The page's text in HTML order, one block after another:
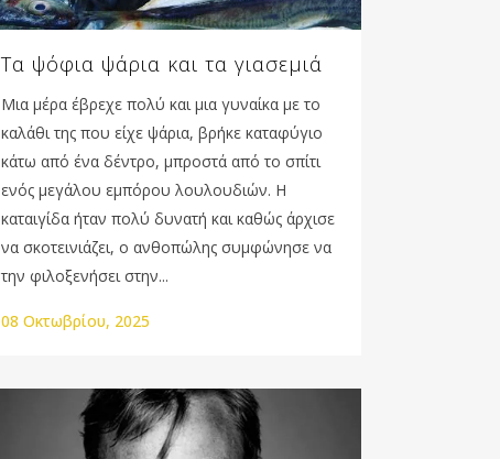
Τα ψόφια ψάρια και τα γιασεμιά
Μια μέρα έβρεχε πολύ και μια γυναίκα με το
καλάθι της που είχε ψάρια, βρήκε καταφύγιο
κάτω από ένα δέντρο, μπροστά από το σπίτι
ενός μεγάλου εμπόρου λουλουδιών. Η
καταιγίδα ήταν πολύ δυνατή και καθώς άρχισε
να σκοτεινιάζει, ο ανθοπώλης συμφώνησε να
την φιλοξενήσει στην...
08 Οκτωβρίου, 2025